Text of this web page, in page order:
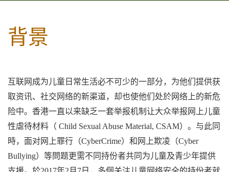
背景
互联网成为儿童日常生活必不可少的一部分，为他们提供获
取资讯、社交网络的新渠道，却也使他们处於网络上的新危
险中。香港一直以来缺乏一套举报机制让大众举报网上儿童
性虐待材料（ Child Sexual Abuse Material, CSAM）。与此同
時，面对网上罪行（CyberCrime）和网上欺凌（Cyber
Bullying）等問题更需不同持份者共同为儿童及青少年提供